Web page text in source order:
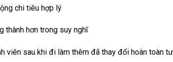
chi tiêu hợp lý
thành hơn trong suy nghĩ
viên sau khi đi làm thêm đã thay đổi hoàn toàn